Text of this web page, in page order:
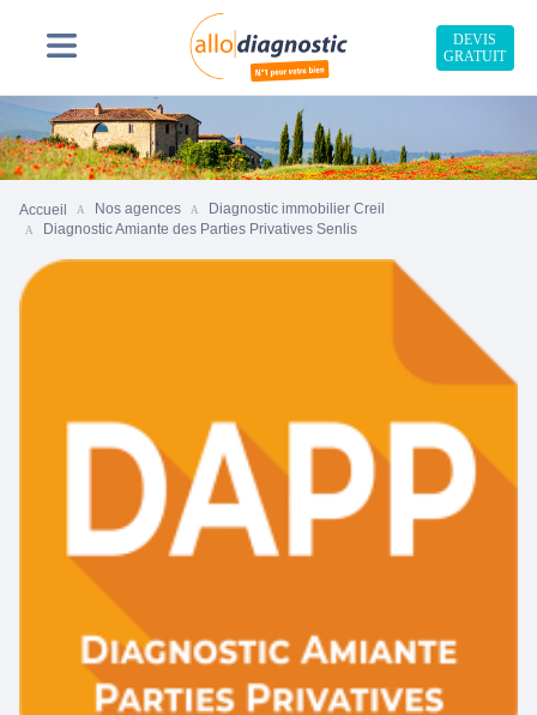
DEVIS
GRATUIT
Accueil Nos agences
Diagnostic immobilier Creil
Diagnostic Amiante des Parties Privatives Senlis